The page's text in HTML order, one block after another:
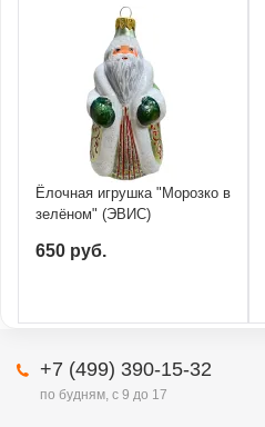
Ёлочная игрушка "Морозко в
зелёном" (ЭВИС)
650 руб.
+7 (499) 390-15-32
по будням, с 9 до 17